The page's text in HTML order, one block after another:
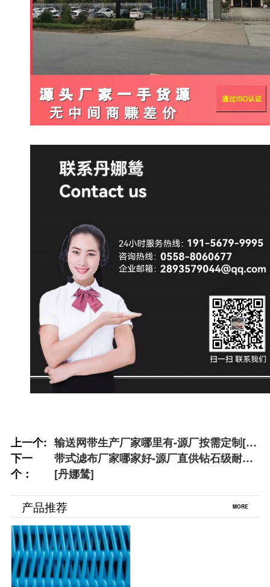
上一个: 输送网带生产厂家哪里有-源厂按需定制[丹
娜鸶]
下一
个：
带式滤布厂家哪家好-源厂直供钻石级耐磨
[丹娜鸶]
产品推荐 MORE